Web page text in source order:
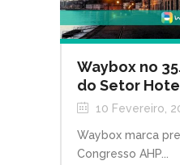
Waybox no
do Setor
10 Fevereiro,
Waybox marca
Congresso AHP...